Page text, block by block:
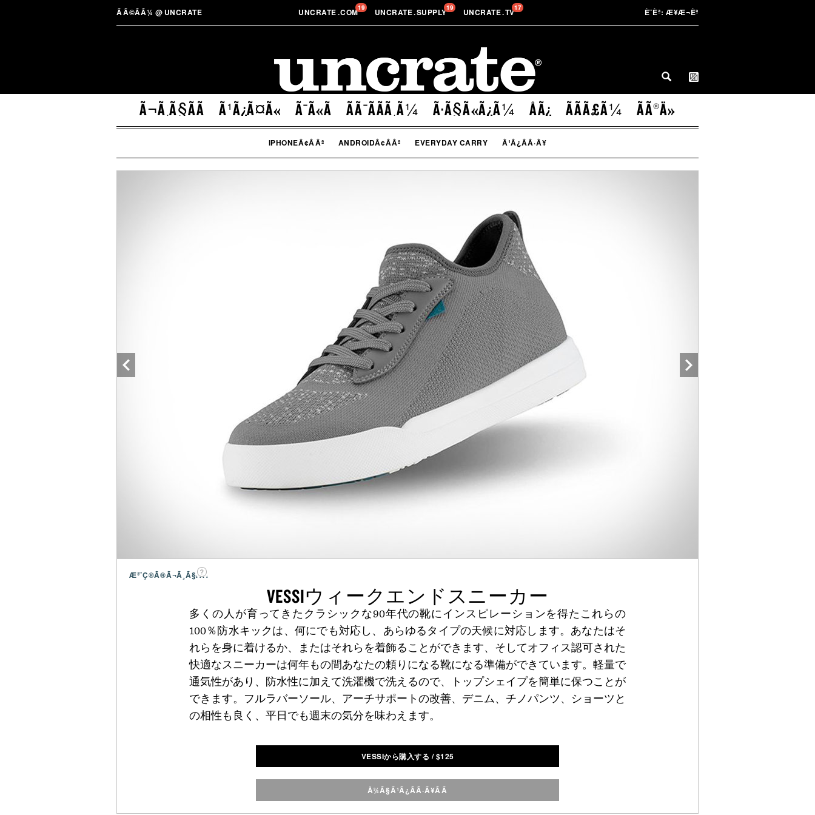
ÃÃ©Ã­Ã¼ @ UNCRATE UNCRATE.COM19 UNCRATE.SUPPLY19 UNCRATE.TV17 È¨Èª: Æ¥Æ¬Èª
Ã¬Ã¸Ã§ÃÃ Ã¹Ã¿Ã¤Ã« Ã¯Ã«Ã ÃÃ¯ÃÃ­Ã¸Ã¼ Ã·Ã§Ã«Ã¿Ã¼ ÅÃ¿ ÃÃÃ£Ã¼ ÃÃ®Ä»
IPHONEÃ¢ÃÃª ANDROIDÃ¢ÃÃª EVERYDAY CARRY Ã¹Ã¿ÃÃ·Ã¥
Æ³¨Ç®Ã®Ã¬Ã¸Ã§ÃÃ
VESSIウィークエンドスニーカー
多くの人が育ってきたクラシックな90年代の靴にインスピレーションを得たこれらの
100％防水キックは、何にでも対応し、あらゆるタイプの天候に対応します。あなたはそ
れらを身に着けるか、またはそれらを着飾ることができます、そしてオフィス認可された
快適なスニーカーは何年もの間あなたの頼りになる靴になる準備ができています。軽量で
通気性があり、防水性に加えて洗濯機で洗えるので、トップシェイプを簡単に保つことが
できます。フルラバーソール、アーチサポートの改善、デニム、チノパンツ、ショーツと
の相性も良く、平日でも週末の気分を味わえます。
VESSIから購入する /$125
Å¾Ã§Ã¹Ã¿ÃÃ·Ã¥ÃÃ